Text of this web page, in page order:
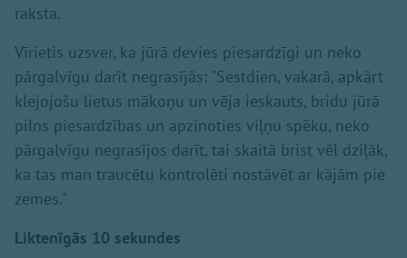
raksta.
Vīrietis uzsver, ka jūrā devies piesardzīgi un neko
pārgalvīgu darīt negrasījās: "Sestdien, vakarā, apkārt
klejojošu lietus mākoņu un vēja ieskauts, bridu jūrā
pilns piesardzības un apzinoties viļņu spēku, neko
pārgalvīgu negrasījos darīt, tai skaitā brist vēl dziļāk,
ka tas man traucētu kontrolēti nostāvēt ar kājām pie
zemes."
Liktenīgās 10 sekundes